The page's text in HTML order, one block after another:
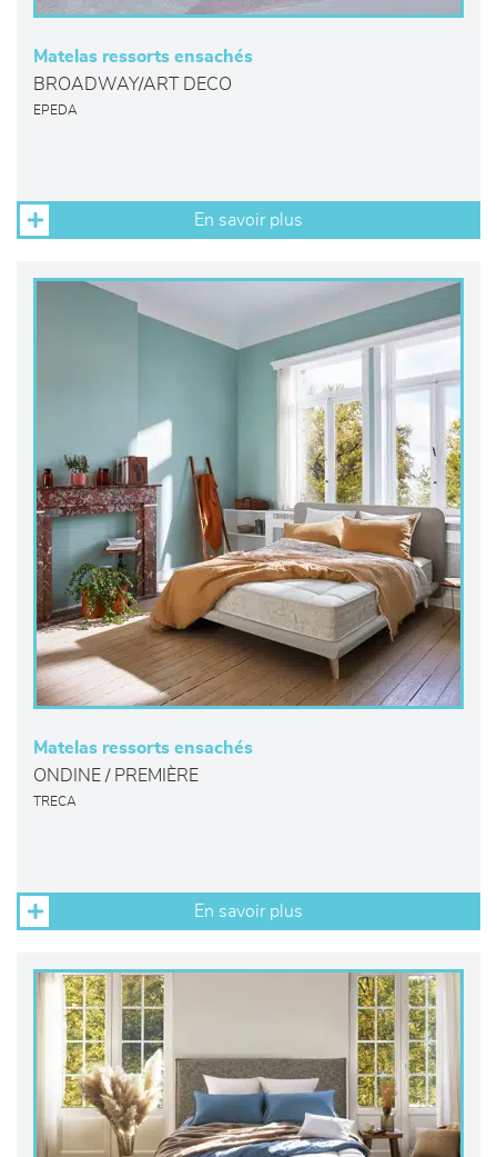
Matelas ressorts ensachés
BROADWAY/ART DECO
EPEDA
En savoir plus
Matelas ressorts ensachés
ONDINE / PREMIÈRE
TRECA
En savoir plus